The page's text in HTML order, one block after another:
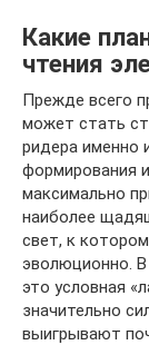
Какие
чтения
Прежде всего
может стать
ридера именно
формирования
максимально
наиболее
свет, к
эволюционно.
это условная
значительно
выигрывают